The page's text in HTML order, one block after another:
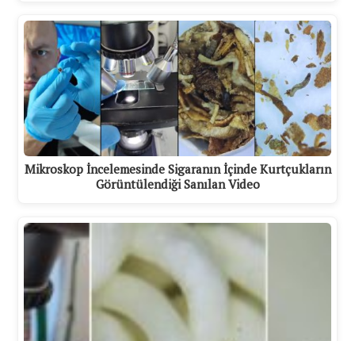
Mikroskop İncelemesinde Sigaranın İçinde Kurtçukların
Görüntülendiği Sanılan Video